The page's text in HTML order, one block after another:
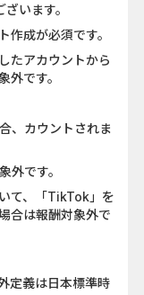
います。
作成が必須です。
たアカウントから
外です。
、カウントされま
外です。
て、「TikTok」を
合は報酬対象外で
定義は日本標準時